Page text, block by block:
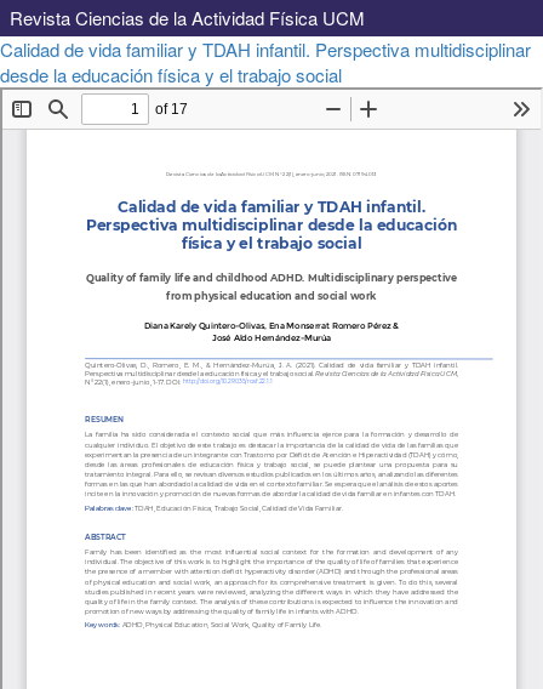
Revista Ciencias de la Actividad Física UCM
Volver
a
los
detalles
Calidad de vida familiar y TDAH infantil. Perspectiva multidisciplinar
desde la educación física y el trabajo social